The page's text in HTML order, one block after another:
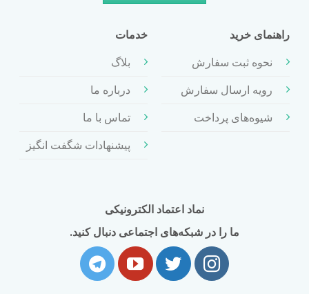
راهنمای خرید
نحوه ثبت سفارش
رویه ارسال سفارش
شیوه‌های پرداخت
خدمات
بلاگ
درباره ما
تماس با ما
پیشنهادات شگفت انگیز
نماد اعتماد الکترونیکی
ما را در شبکه‌های اجتماعی دنبال کنید.